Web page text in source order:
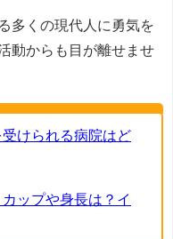
多くの現代人に勇気を
動からも目が離せませ
受けられる病院はど
ップや身長は？イ